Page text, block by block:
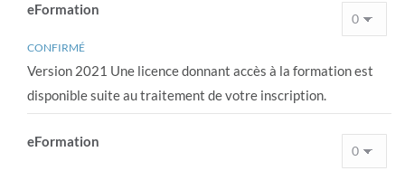
eFormation
CONFIRMÉ
Version 2021 Une licence donnant accès à la formation est
disponible suite au traitement de votre inscription.
eFormation